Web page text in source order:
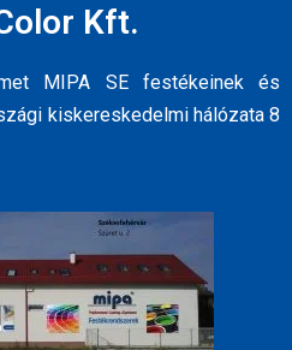
Kft.
MIPA SE festékeinek és
kiskereskedelmi hálózata 8